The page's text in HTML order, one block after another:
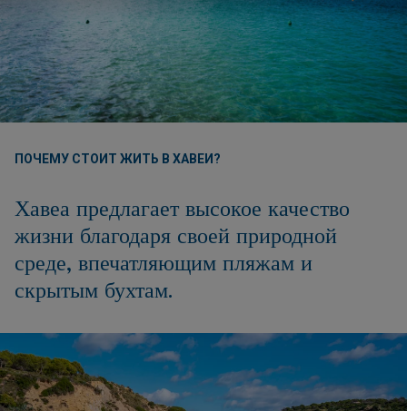
ПОЧЕМУ СТОИТ ЖИТЬ В ХАВЕИ?
Хавеа предлагает высокое качество
жизни благодаря своей природной
среде, впечатляющим пляжам и
скрытым бухтам.